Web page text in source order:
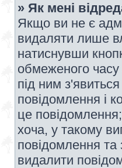
» Як мені
Якщо ви не є
видаляти лише
натиснувши
обмеженого
під ним
повідомлення і
це
хоча, у такому
повідомлення та
видалити